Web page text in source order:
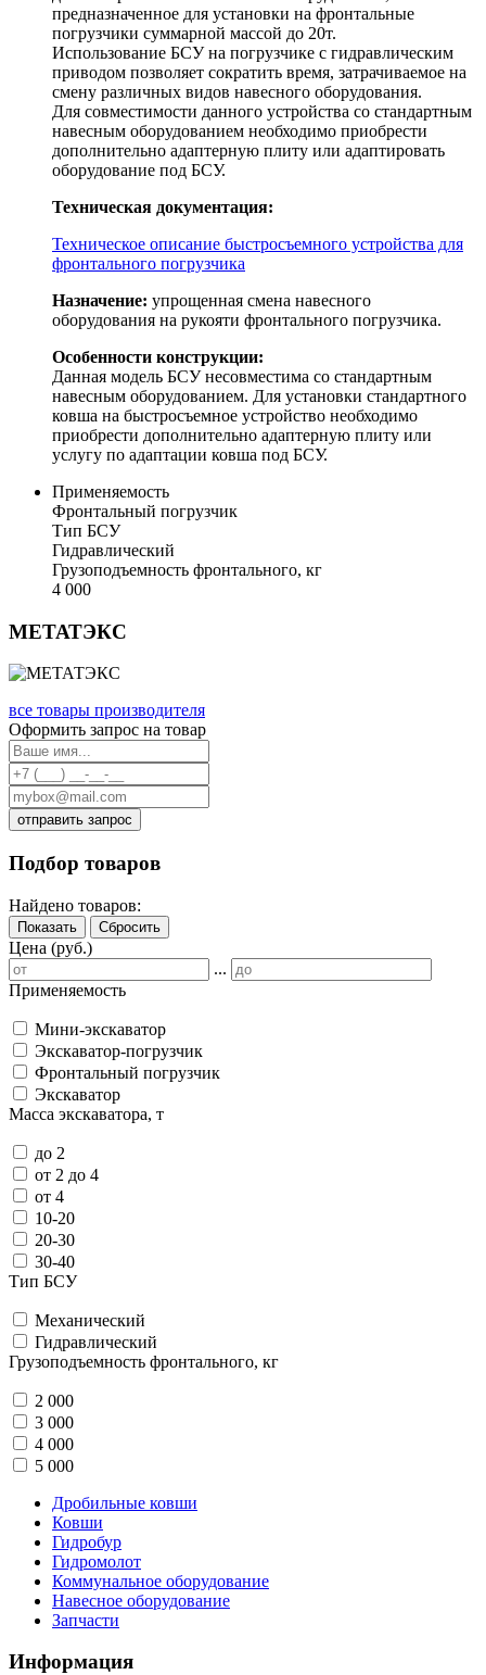
предназначенное для установки на фронтальные
погрузчики суммарной массой до 20т.
Использование БСУ на погрузчике с гидравлическим
приводом позволяет сократить время, затрачиваемое на
смену различных видов навесного оборудования.
Для совместимости данного устройства со стандартным
навесным оборудованием необходимо приобрести
дополнительно адаптерную плиту или адаптировать
оборудование под БСУ.
Техническая документация:
Техническое описание быстросъемного устройства для
фронтального погрузчика
Назначение: упрощенная смена навесного
оборудования на рукояти фронтального погрузчика.
Особенности конструкции:
Данная модель БСУ несовместима со стандартным
навесным оборудованием. Для установки стандартного
ковша на быстросъемное устройство необходимо
приобрести дополнительно адаптерную плиту или
услугу по адаптации ковша под БСУ.
Применяемость
Фронтальный погрузчик
Тип БСУ
Гидравлический
Грузоподъемность фронтального, кг
4 000
МЕТАТЭКС
все товары производителя
Оформить запрос на товар
отправить запрос
Подбор товаров
Найдено товаров:
Показать Сбросить
Цена (руб.)
...
Применяемость
Мини-экскаватор
Экскаватор-погрузчик
Фронтальный погрузчик
Экскаватор
Масса экскаватора, т
до 2
от 2 до 4
от 4
10-20
20-30
30-40
Тип БСУ
Механический
Гидравлический
Грузоподъемность фронтального, кг
2 000
3 000
4 000
5 000
Дробильные ковши
Ковши
Гидробур
Гидромолот
Коммунальное оборудование
Навесное оборудование
Запчасти
Информация